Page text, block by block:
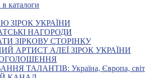
каталоги
ЗІРОК УКРАЇНИ
НАГОРОДИ
ЗІРКОВУ СТОРІНКУ
АРТИСТ АЛЕЇ ЗІРОК УКРАЇНИ
ОГОЛОШЕННЯ
ТАЛАНТІВ: Україна, Європа, світ